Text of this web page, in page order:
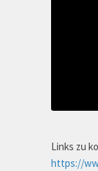
Links zu
https://